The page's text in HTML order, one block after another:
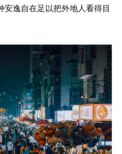
安逸自在足以把外地人看得目